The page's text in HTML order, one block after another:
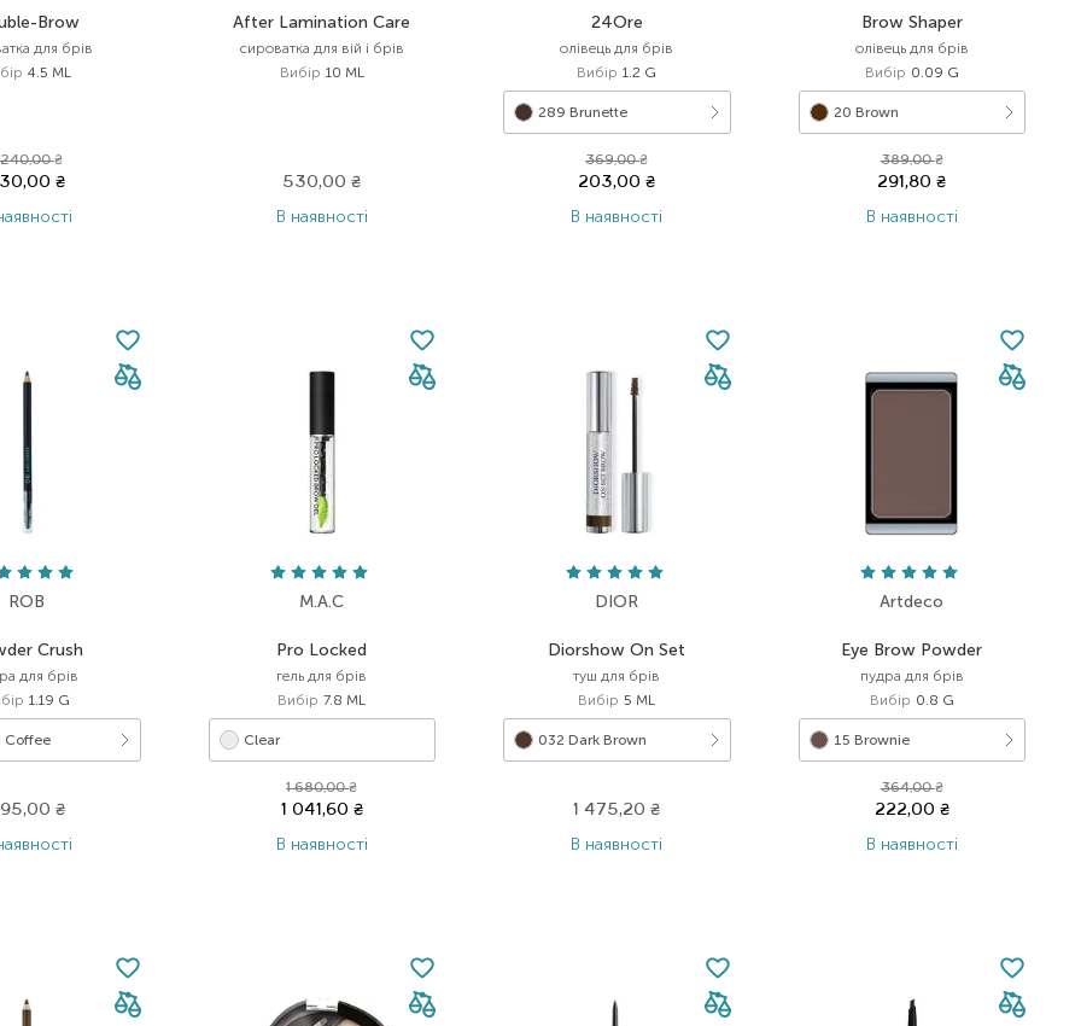
Brow
для брів
4.5 ML
240,00₴
₴
After Lamination Care
сироватка для вій і брів
Вибір 10 ML
530,00₴
В наявності
24Ore
олівець для брів
Вибір 1.2 G
289 Brunette
369,00₴
203,00₴
В наявності
Brow Shaper
олівець для брів
Вибір 0.09 G
20 Brown
389,00₴
291,80₴
В наявності
ROB
Crush
для брів
1.19 G
Coffee
₴
M.A.C
Pro Locked
гель для брів
Вибір 7.8 ML
Clear
1 680,00₴
1 041,60 ₴
В наявності
DIOR
Diorshow On Set
туш для брів
Вибір 5 ML
032 Dark Brown
1 475,20₴
В наявності
Artdeco
Eye Brow Powder
пудра для брів
Вибір 0.8 G
15 Brownie
364,00₴
222,00 ₴
В наявності